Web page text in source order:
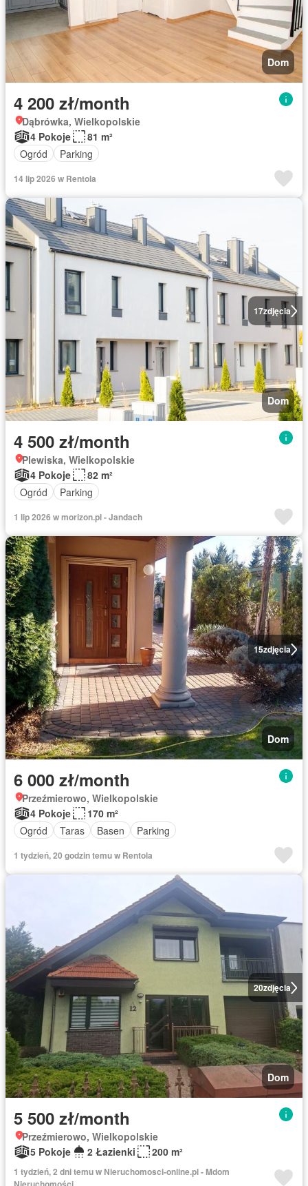
Dom
4 200 zł/month
Dąbrówka, Wielkopolskie
4 Pokoje
81 m²
Ogród
Parking
14 lip 2026 w Rentola
17zdjęcia
Dom
4 500 zł/month
Plewiska, Wielkopolskie
4 Pokoje
82 m²
Ogród
Parking
1 lip 2026 w morizon.pl - Jandach
15zdjęcia
Dom
6 000 zł/month
Przeźmierowo, Wielkopolskie
4 Pokoje
170 m²
Ogród
Taras Basen Parking
1 tydzień, 20 godzin temu w Rentola
20zdjęcia
Dom
5 500 zł/month
Przeźmierowo, Wielkopolskie
5 Pokoje
2 Łazienki 200 m²
1 tydzień, 2 dni temu w Nieruchomosci-online.pl - Mdom